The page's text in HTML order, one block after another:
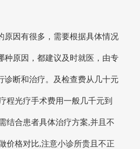
原因有很多，需要根据具体情况
种原因，都建议及时就医，由专
诊断和治疗。及检查费从几十元
程光疗手术费用一般几千元到
结合患者具体治疗方案,并且不
价格对比,注意小诊所贵且不正